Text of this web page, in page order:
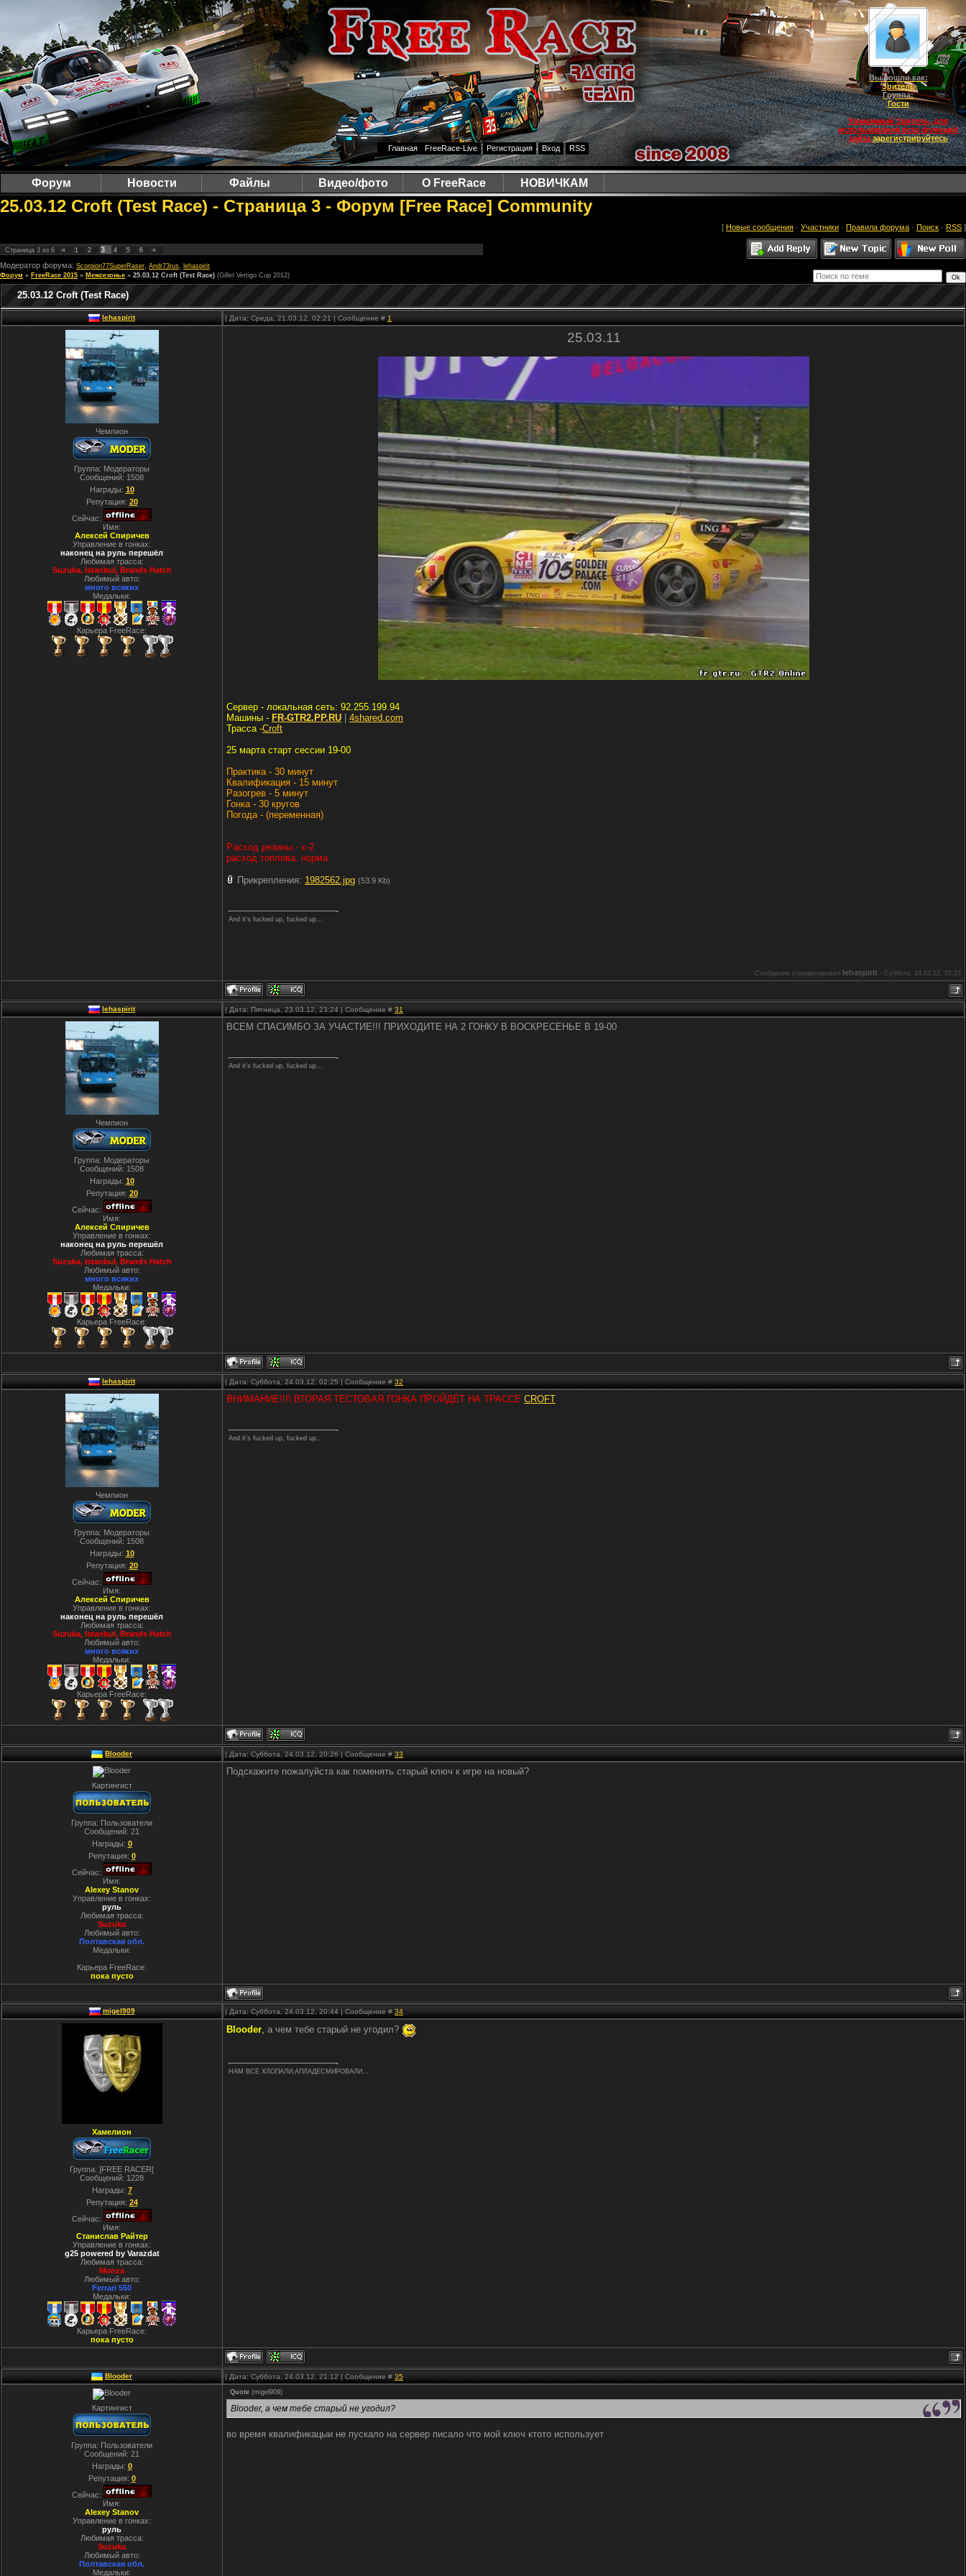
Вы вошли как:
Зритель
Группа:
Гости
Уважаемый Зритель, для
использования всех функций
сайтазарегистрируйтесь
Главная
FreeRace-Live Регистрация Вход RSS
Форум Новости Файлы Видео/фото О FreeRace НОВИЧКАМ
25.03.12 Croft (Test Race) - Страница 3 - Форум [Free Race] Community
[ Новые сообщения · Участники · Правила форума · Поиск · RSS ]
Страница 3 из 6 « 1 2 3 4 5 6 »
Модератор форума: Scorpion77SuperRaser Andr73rus
lehaspirit
Форум » FreeRace 2015 » Межсезонье » 25.03.12 Croft (Test Race) (Gillet Vertigo Cup 2012)
25.03.12 Croft (Test Race)
lehaspirit | Дата: Среда, 21.03.12, 02:21 | Сообщение # 1
Чемпион
Группа: Модераторы
Сообщений: 1508
Награды: 10
Репутация: 20
Сейчас:
Имя:
Алексей Спиричев
Управление в гонках:
наконец на руль перешёл
Любимая трасса:
Suzuka, Istanbul, Вrands Hatch
Любимый авто:
много всяких
Медальки:
Карьера FreeRace:
25.03.11
Cервер - локальная сеть: 92.255.199.94
Машины - FR-GTR2.PP.RU
4shared.com
Трасса -Croft
25 марта старт сессии 19-00
Практика - 30 минут
Квалификация - 15 минут
Разогрев - 5 минут
Гонка - 30 кругов
Погода - (переменная)
Расход резины - х-2
расход топлива. норма
Прикрепления: 1982562.jpg (53.9 Kb)
And it's fucked up, fucked up...
Сообщение отредактировал lehaspirit - Суббота, 24.03.12, 02:23
lehaspirit | Дата: Пятница, 23.03.12, 23:24 | Сообщение # 31
Чемпион
Группа: Модераторы
Сообщений: 1508
Награды: 10
Репутация: 20
Сейчас:
Имя:
Алексей Спиричев
Управление в гонках:
наконец на руль перешёл
Любимая трасса:
Suzuka, Istanbul, Вrands Hatch
Любимый авто:
много всяких
Медальки:
Карьера FreeRace:
ВСЕМ СПАСИМБО ЗА УЧАСТИЕ!!! ПРИХОДИТЕ НА 2 ГОНКУ В ВОСКРЕСЕНЬЕ В 19-00
And it's fucked up, fucked up...
lehaspirit | Дата: Суббота, 24.03.12, 02:25 | Сообщение # 32
Чемпион
Группа: Модераторы
Сообщений: 1508
Награды: 10
Репутация: 20
Сейчас:
Имя:
Алексей Спиричев
Управление в гонках:
наконец на руль перешёл
Любимая трасса:
Suzuka, Istanbul, Вrands Hatch
Любимый авто:
много всяких
Медальки:
Карьера FreeRace:
ВНИМАНИЕ!!!! ВТОРАЯ ТЕСТОВАЯ ГОНКА ПРОЙДЁТ НА ТРАССЕ CROFT
And it's fucked up, fucked up...
Blooder | Дата: Суббота, 24.03.12, 20:26 | Сообщение # 33
Картингист
Группа: Пользователи
Сообщений: 21
Награды: 0
Репутация: 0
Сейчас:
Имя:
Alexey Stanov
Управление в гонках:
руль
Любимая трасса:
Suzuka
Любимый авто:
Полтавская обл.
Медальки:
Карьера FreeRace:
пока пусто
Подскажите пожалуйста как поменять старый ключ к игре на новый?
migel909 | Дата: Суббота, 24.03.12, 20:44 | Сообщение # 34
Хамелион
Группа: ]FREE RACER[
Сообщений: 1228
Награды: 7
Репутация: 24
Сейчас:
Имя:
Станислав Райтер
Управление в гонках:
g25 powered by Varazdat
Любимая трасса:
Monza
Любимый авто:
Ferrari 550
Медальки:
Карьера FreeRace:
пока пусто
Blooder, а чем тебе старый не угодил?
НАМ ВСЕ ХЛОПАЛИ,АПЛАДЕСМИРОВАЛИ…
Blooder | Дата: Суббота, 24.03.12, 21:12 | Сообщение # 35
Картингист
Группа: Пользователи
Сообщений: 21
Награды: 0
Репутация: 0
Сейчас:
Имя:
Alexey Stanov
Управление в гонках:
руль
Любимая трасса:
Suzuka
Любимый авто:
Полтавская обл.
Медальки:
Quote (migel909)
Blooder, а чем тебе старый не угодил?
во время квалификацыи не пускало на сервер писало что мой ключ ктото использует